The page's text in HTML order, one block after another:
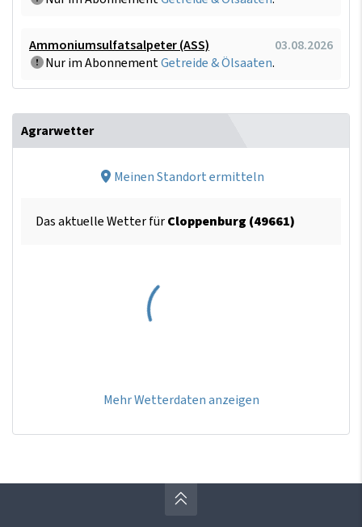
Ammoniumsulfatsalpeter (ASS)
03.08.2026
Nur im AbonnementGetreide & Ölsaaten.
Agrarwetter
Meinen Standort ermitteln
Das aktuelle Wetter fürCloppenburg (49661)
Mehr Wetterdaten anzeigen